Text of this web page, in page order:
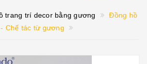
trang trí decor bằng gương
Đồng hồ
Chế tác từ gương